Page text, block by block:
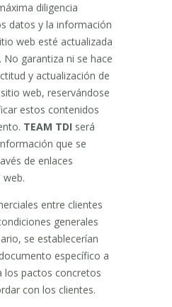
diligencia
datos y la información
web esté actualizada
garantiza ni se hace
y actualización de
web, reservándose
estos contenidos
TEAM TDI será
que se
de enlaces
web.
entre clientes
generales
se establecerían
específico a
los pactos concretos
con los clientes.